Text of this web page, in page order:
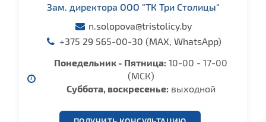
Зам. директора ООО "ТК Три Столицы"
n.solopova@tristolicy.by
+375 29 565-00-30 (MAX, WhatsApp)
Понедельник - Пятница: 10-00 - 17-00
(МСК)
Cуббота, воcкресенье: выходной